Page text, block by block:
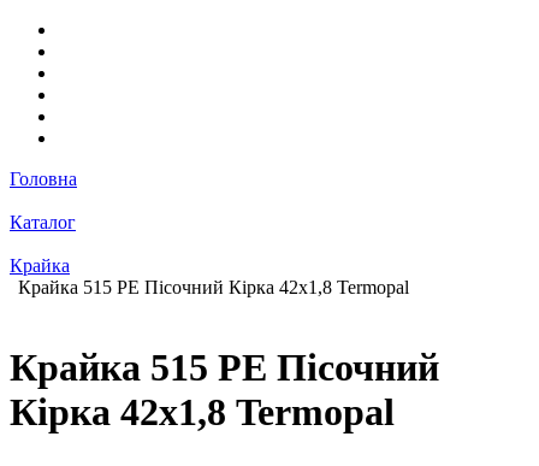
Головна
Каталог
Крайка
Крайка 515 РЕ Пісочний Кірка 42х1,8 Termopal
Крайка 515 РЕ Пісочний
Кірка 42х1,8 Termopal